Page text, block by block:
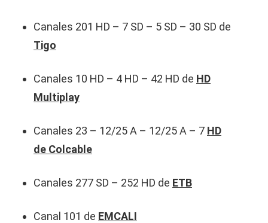
Canales 201 HD – 7 SD – 5 SD – 30 SD de
Tigo
Canales 10 HD – 4 HD – 42 HD de HD
Multiplay
Canales 23 – 12/25 A – 12/25 A – 7 HD
de Colcable
Canales 277 SD – 252 HD de ETB
Canal 101 de EMCALI